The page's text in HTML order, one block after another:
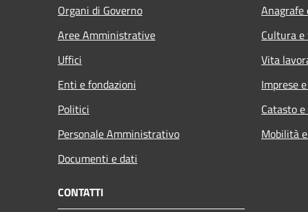
Organi di Governo
Aree Amministrative
Uffici
Enti e fondazioni
Politici
Personale Amministrativo
Documenti e dati
Cultura
Vita
Imprese
Catasto
Mobilità
CONTATTI